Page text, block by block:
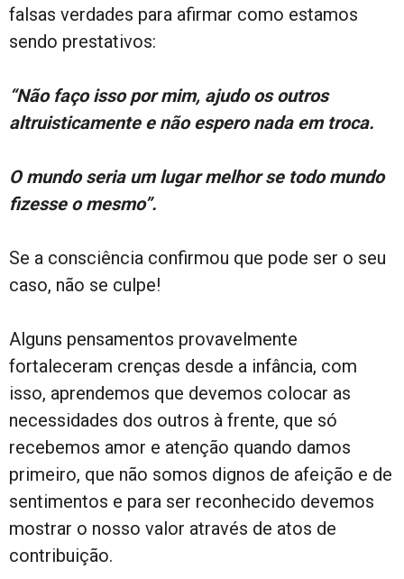
falsas verdades para afirmar como estamos
sendo prestativos:
“Não faço isso por mim, ajudo os outros
altruisticamente e não espero nada em troca.
O mundo seria um lugar melhor se todo mundo
fizesse o mesmo”.
Se a consciência confirmou que pode ser o seu
caso, não se culpe!
Alguns pensamentos provavelmente
fortaleceram crenças desde a infância, com
isso, aprendemos que devemos colocar as
necessidades dos outros à frente, que só
recebemos amor e atenção quando damos
primeiro, que não somos dignos de afeição e de
sentimentos e para ser reconhecido devemos
mostrar o nosso valor através de atos de
contribuição.